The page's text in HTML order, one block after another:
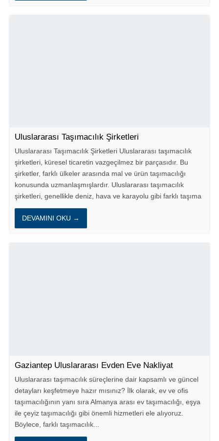
Uluslararası Taşımacılık Şirketleri
Uluslararası Taşımacılık Şirketleri Uluslararası taşımacılık
şirketleri, küresel ticaretin vazgeçilmez bir parçasıdır. Bu
şirketler, farklı ülkeler arasında mal ve ürün taşımacılığı
konusunda uzmanlaşmışlardır. Uluslararası taşımacılık
şirketleri, genellikle deniz, hava ve karayolu gibi farklı taşıma
yöntemlerini kullanarak...
DEVAMINI OKU →
Gaziantep Uluslararası Evden Eve Nakliyat
Uluslararası taşımacılık süreçlerine dair kapsamlı ve güncel
detayları keşfetmeye hazır mısınız? İlk olarak, ev ve ofis
taşımacılığının yanı sıra Almanya arası ev taşımacılığı, eşya
ile çeyiz taşımacılığı gibi önemli hizmetleri ele alıyoruz.
Böylece, farklı taşımacılık...